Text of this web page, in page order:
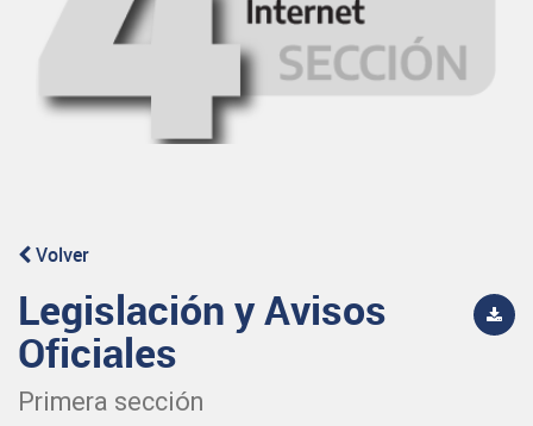
Volver
Legislación y Avisos
Oficiales
Primera sección